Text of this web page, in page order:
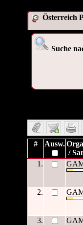
Österreich
Suche
# Ausw.
/
1.
2.
3.